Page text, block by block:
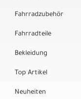
Fahrradzubehör
Fahrradteile
Bekleidung
Top Artikel
Neuheiten